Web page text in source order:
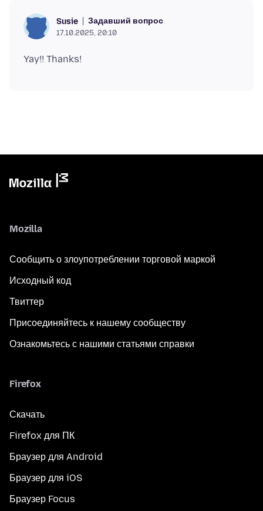
Susie Задавший вопрос
17.10.2025, 20:10
Mozilla
Сообщить о злоупотреблении торговой маркой
Исходный код
Твиттер
Присоединяйтесь к нашему сообществу
Ознакомьтесь с нашими статьями справки
Firefox
Скачать
Firefox для ПК
Браузер для Android
Браузер для iOS
Браузер Focus